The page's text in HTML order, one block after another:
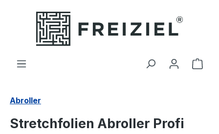
Zum Hauptinhalt springen
Abroller
Stretchfolien Abroller Profi